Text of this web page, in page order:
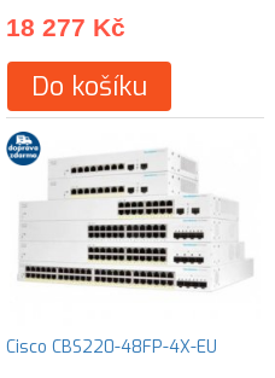
18 277 Kč
Do košíku
Cisco CBS220-48FP-4X-EU